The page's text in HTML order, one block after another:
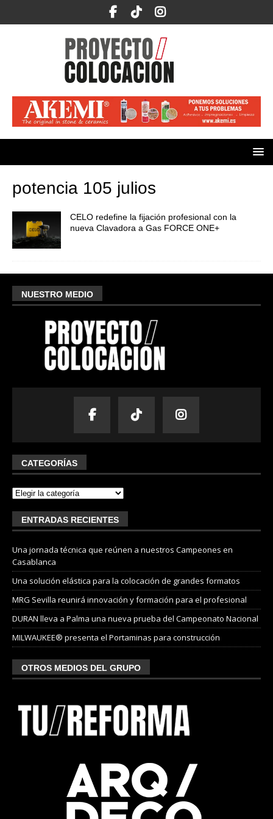
potencia 105 julios
CELO redefine la fijación profesional con la
nueva Clavadora a Gas FORCE ONE+
NUESTRO MEDIO
CATEGORÍAS
ENTRADAS RECIENTES
Una jornada técnica que reúnen a nuestros Campeones en
Casablanca
Una solución elástica para la colocación de grandes formatos
MRG Sevilla reunirá innovación y formación para el profesional
DURAN lleva a Palma una nueva prueba del Campeonato Nacional
MILWAUKEE® presenta el Portaminas para construcción
OTROS MEDIOS DEL GRUPO